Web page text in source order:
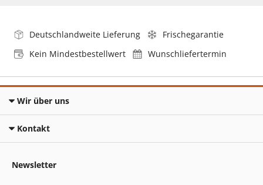
Deutschlandweite Lieferung
Frischegarantie
Kein Mindestbestellwert
Wunschliefertermin
Wir über uns
Kontakt
Newsletter